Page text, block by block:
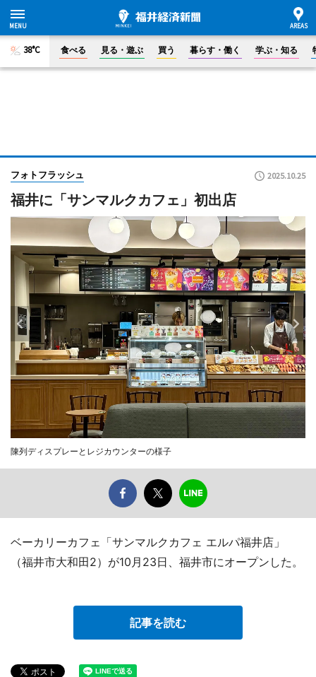
38°C 食べる 見る・遊ぶ 買う 暮らす・働く 学ぶ・知る
フォトフラッシュ 2025.10.25
福井に「サンマルクカフェ」初出店
陳列ディスプレーとレジカウンターの様子
ベーカリーカフェ「サンマルクカフェ エルパ福井店」
（福井市大和田2）が10月23日、福井市にオープンした。
記事を読む